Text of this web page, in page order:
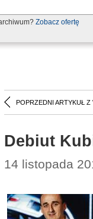
Zobacz ofertę
POPRZEDNI ARTYKUŁ Z
Debiut
14 listopada